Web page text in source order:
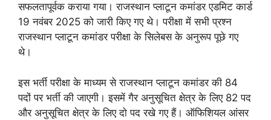
सफलतापूर्वक कराया गया। राजस्थान प्लाटून कमांडर एडमिट कार्ड
19 नवंबर 2025 को जारी किए गए थे। परीक्षा में सभी प्रश्न
राजस्थान प्लाटून कमांडर परीक्षा के सिलेबस के अनुरूप पूछे गए
थे।
इस भर्ती परीक्षा के माध्यम से राजस्थान प्लाटून कमांडर की 84
पदों पर भर्ती की जाएगी। इसमें गैर अनुसूचित क्षेत्र के लिए 82 पद
और अनुसूचित क्षेत्र के लिए दो पद रखे गए हैं। ऑफिशियल आंसर